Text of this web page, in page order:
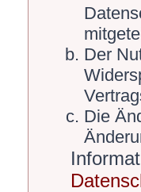
Der
Die